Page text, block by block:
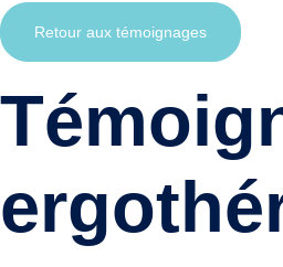
Retour aux témoignages